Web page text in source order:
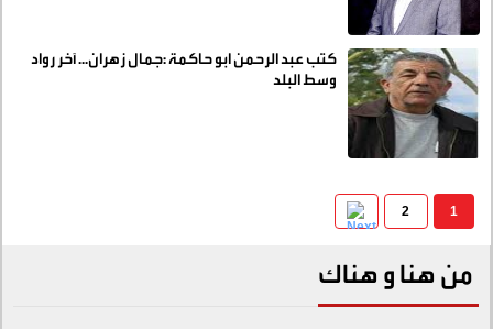
كتب عبد الرحمن ابو حاكمة :جمال زهران... آخر رواد
وسط البلد
1
2
من هنا و هناك